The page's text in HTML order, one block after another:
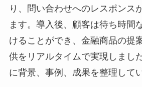
り、問い合わせへのレスポンス
ます。導入後、顧客は待ち時間
けることができ、金融商品の提
供をリアルタイムで実現しまし
に背景、事例、成果を整理して